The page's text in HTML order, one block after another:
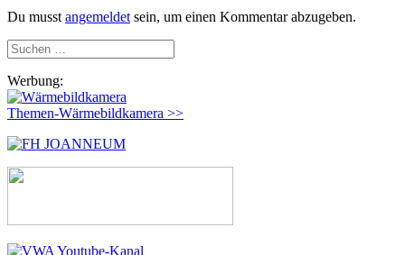
Du musst angemeldet sein, um einen Kommentar abzugeben.
Suchen
nach:
Werbung:
Themen-Wärmebildkamera >>